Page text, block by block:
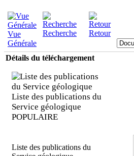
Vue
Générale
Recherche Retour
Détails du téléchargement
Liste des publications du
Service géologique
POPULAIRE
Liste des publications du